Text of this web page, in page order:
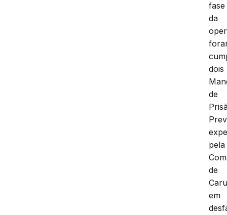
fase
da
dois
de
pela
de
em